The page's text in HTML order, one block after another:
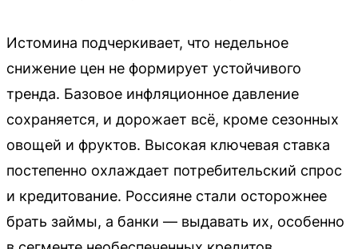
Истомина подчеркивает, что недельное
снижение цен не формирует устойчивого
тренда. Базовое инфляционное давление
сохраняется, и дорожает всё, кроме сезонных
овощей и фруктов. Высокая ключевая ставка
постепенно охлаждает потребительский спрос
и кредитование. Россияне стали осторожнее
брать займы, а банки — выдавать их, особенно